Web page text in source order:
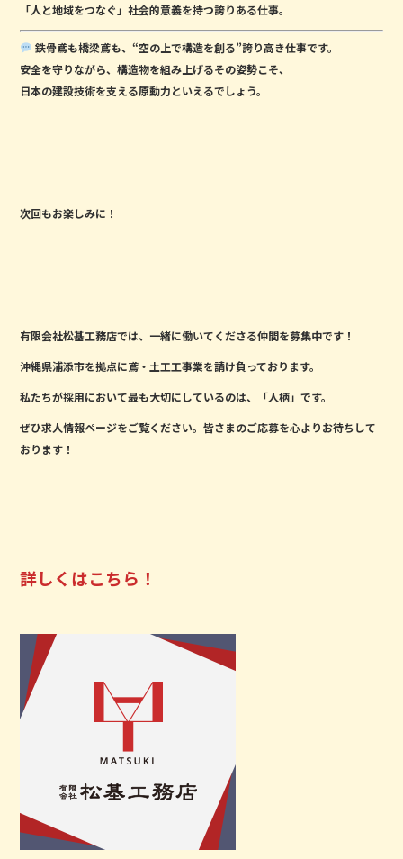
「人と地域をつなぐ」社会的意義を持つ誇りある仕事。
鉄骨鳶も橋梁鳶も、“空の上で構造を創る”誇り高き仕事です。
安全を守りながら、構造物を組み上げるその姿勢こそ、
日本の建設技術を支える原動力といえるでしょう。
次回もお楽しみに！
有限会社松基工務店では、一緒に働いてくださる仲間を募集中です！
沖縄県浦添市を拠点に鳶・土工工事業を請け負っております。
私たちが採用において最も大切にしているのは、「人柄」です。
ぜひ求人情報ページをご覧ください。皆さまのご応募を心よりお待ちして
おります！
詳しくはこちら！